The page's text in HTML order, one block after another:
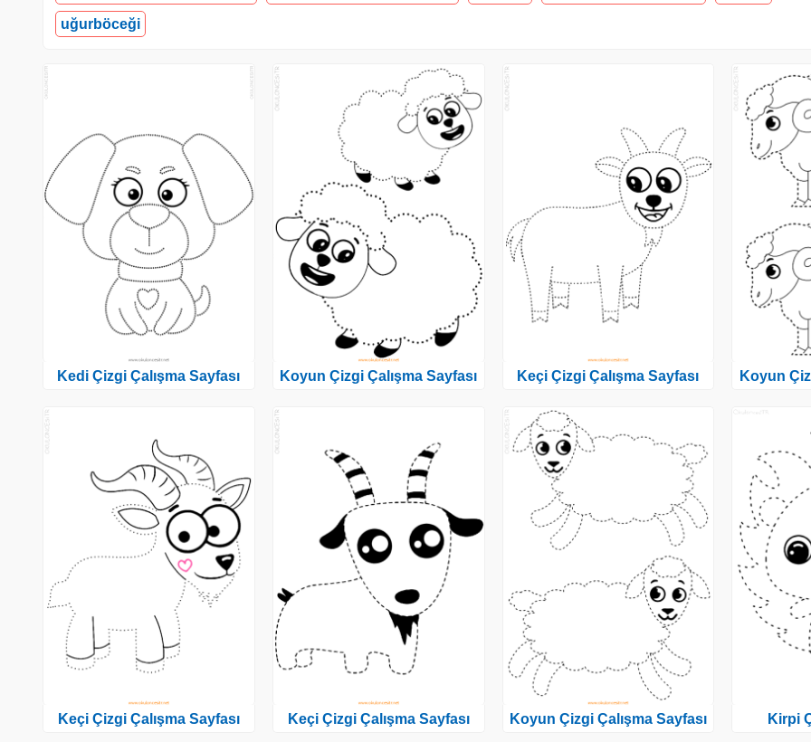
uğurböceği
Kedi Çizgi Çalışma Sayfası
Keçi Çizgi Çalışma Sayfası
Koyun Çizgi Çalışma Sayfası
Keçi Çizgi Çalışma Sayfası
Keçi Çizgi Çalışma Sayfası
Koyun Çizgi Çalışma Sayfası
Koyun
Kirpi